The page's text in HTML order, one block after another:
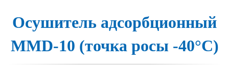
Осуши­тель ад­сор­бци­он­ный
MMD-10 (точ­ка ро­сы -40°С)